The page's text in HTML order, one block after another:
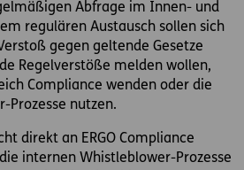
Abfrage im Innen- und
regulären Austausch sollen sich
gegen geltende Gesetze
Regelverstöße melden wollen,
Compliance wenden oder die
Prozesse nutzen.
direkt an ERGO Compliance
internen Whistleblower-Prozesse